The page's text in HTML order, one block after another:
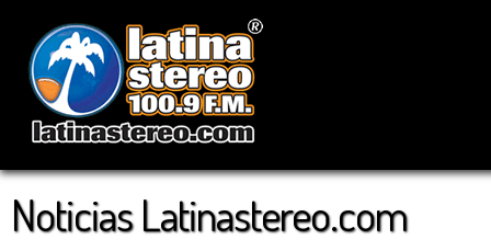
Noticias Latinastereo.com